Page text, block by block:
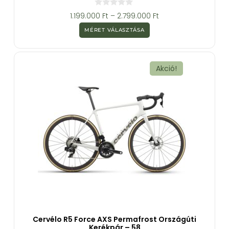
0
a
z
5
b
1.199.000 Ft – 2.799.000 Ft
MÉRET VÁLASZTÁSA
Akció!
Cervélo R5 Force AXS Permafrost Országúti